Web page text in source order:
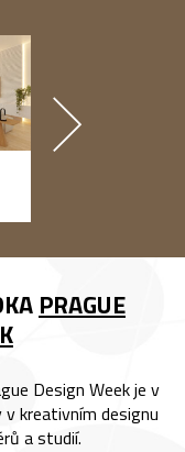
PRAGUE
Design Week je v
kreativním designu
a studií.